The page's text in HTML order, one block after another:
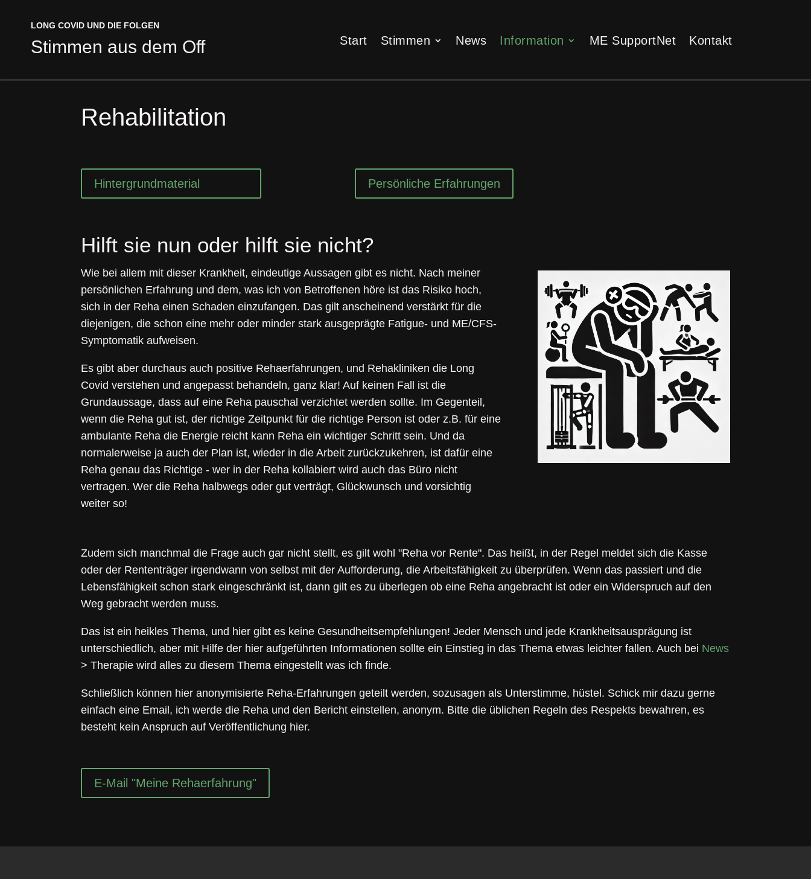
LONG COVID UND DIE FOLGEN
Stimmen aus dem Off Start Stimmen News Information ME SupportNet Kontakt
LONG COVID UND DIE FOLGEN
Stimmen aus dem Off Start Stimmen News Information ME SupportNet Kontakt
Rehabilitation
Hintergrundmaterial Persönliche Erfahrungen
Hilft sie nun oder hilft sie nicht?
Wie bei allem mit dieser Krankheit, eindeutige Aussagen gibt es nicht. Nach meiner
persönlichen Erfahrung und dem, was ich von Betroffenen höre ist das Risiko hoch,
sich in der Reha einen Schaden einzufangen. Das gilt anscheinend verstärkt für die
diejenigen, die schon eine mehr oder minder stark ausgeprägte Fatigue- und ME/CFS-
Symptomatik aufweisen.
Es gibt aber durchaus auch positive Rehaerfahrungen, und Rehakliniken die Long
Covid verstehen und angepasst behandeln, ganz klar! Auf keinen Fall ist die
Grundaussage, dass auf eine Reha pauschal verzichtet werden sollte. Im Gegenteil,
wenn die Reha gut ist, der richtige Zeitpunkt für die richtige Person ist oder z.B. für eine
ambulante Reha die Energie reicht kann Reha ein wichtiger Schritt sein. Und da
normalerweise ja auch der Plan ist, wieder in die Arbeit zurückzukehren, ist dafür eine
Reha genau das Richtige - wer in der Reha kollabiert wird auch das Büro nicht
vertragen. Wer die Reha halbwegs oder gut verträgt, Glückwunsch und vorsichtig
weiter so!
Zudem sich manchmal die Frage auch gar nicht stellt, es gilt wohl "Reha vor Rente". Das heißt, in der Regel meldet sich die Kasse
oder der Rententräger irgendwann von selbst mit der Aufforderung, die Arbeitsfähigkeit zu überprüfen. Wenn das passiert und die
Lebensfähigkeit schon stark eingeschränkt ist, dann gilt es zu überlegen ob eine Reha angebracht ist oder ein Widerspruch auf den
Weg gebracht werden muss.
Das ist ein heikles Thema, und hier gibt es keine Gesundheitsempfehlungen! Jeder Mensch und jede Krankheitsausprägung ist
unterschiedlich, aber mit Hilfe der hier aufgeführten Informationen sollte ein Einstieg in das Thema etwas leichter fallen. Auch bei News
> Therapie wird alles zu diesem Thema eingestellt was ich finde.
Schließlich können hier anonymisierte Reha-Erfahrungen geteilt werden, sozusagen als Unterstimme, hüstel. Schick mir dazu gerne
einfach eine Email, ich werde die Reha und den Bericht einstellen, anonym. Bitte die üblichen Regeln des Respekts bewahren, es
besteht kein Anspruch auf Veröffentlichung hier.
E-Mail "Meine Rehaerfahrung"